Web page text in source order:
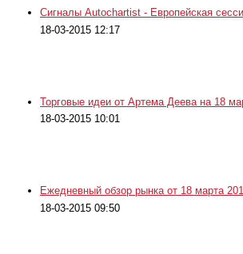
Сигналы Autochartist - Европейская
18-03-2015 12:17
Торговые идеи от Артема Деева на 18
18-03-2015 10:01
Ежедневный обзор рынка от 18 марта
18-03-2015 09:50